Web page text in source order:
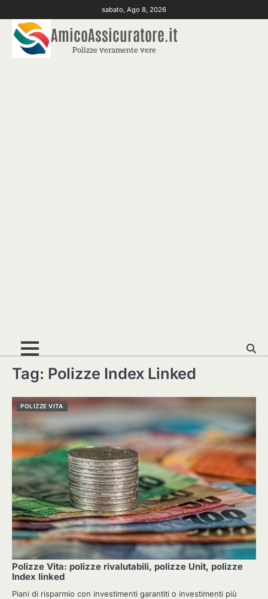
to
content
sabato, Ago 8, 2026
AmicoAssicuratore.it
Polizze veramente vere
Tag: Polizze Index Linked
POLIZZE VITA
Polizze Vita: polizze rivalutabili, polizze Unit, polizze
Index linked
Piani di risparmio con investimenti garantiti o investimenti più